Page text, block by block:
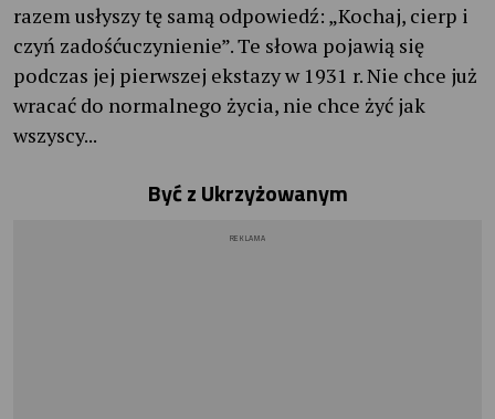
razem usłyszy tę samą odpowiedź: „Kochaj, cierp i
czyń zadośćuczynienie”. Te słowa pojawią się
podczas jej pierwszej ekstazy w 1931 r. Nie chce już
wracać do normalnego życia, nie chce żyć jak
wszyscy...
Być z Ukrzyżowanym
REKLAMA